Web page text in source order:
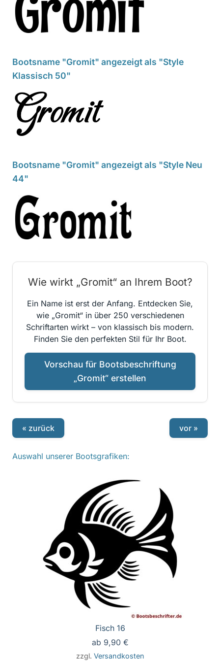
Bootsname "Gromit" angezeigt als "Style
Klassisch 50"
Bootsname "Gromit" angezeigt als "Style Neu
44"
Wie wirkt „Gromit“ an Ihrem Boot?
Ein Name ist erst der Anfang. Entdecken Sie,
wie „Gromit“ in über 250 verschiedenen
Schriftarten wirkt – von klassisch bis modern.
Finden Sie den perfekten Stil für Ihr Boot.
Vorschau für Bootsbeschriftung
„Gromit“ erstellen
« zurück vor »
Auswahl unserer Bootsgrafiken:
Fisch 16
ab 9,90 €
zzgl. Versandkosten